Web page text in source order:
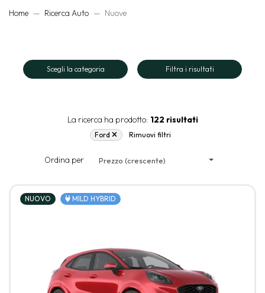
Home Ricerca Auto Nuove
Scegli la categoria Filtra i risultati
La ricerca ha prodotto: 122 risultati
Ford Rimuovi filtri
Ordina per Prezzo (crescente)
NUOVO MILD HYBRID